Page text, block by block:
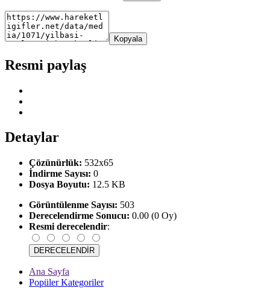
Kopyala
Resmi paylaş
Detaylar
Çözünürlük: 532x65
İndirme Sayısı: 0
Dosya Boyutu: 12.5 KB
Görüntülenme Sayısı: 503
Derecelendirme Sonucu: 0.00 (0 Oy)
Resmi derecelendir:
Ana Sayfa
Popüler Kategoriler